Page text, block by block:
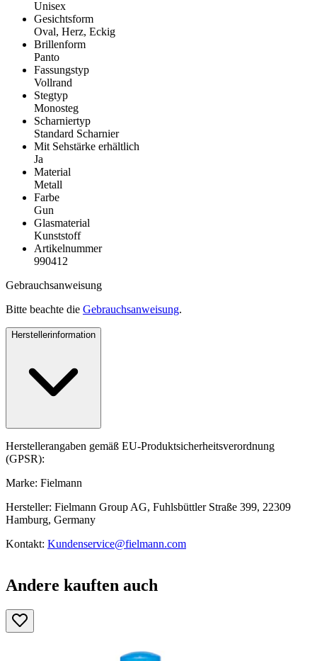
Unisex
Gesichtsform
Oval, Herz, Eckig
Brillenform
Panto
Fassungstyp
Vollrand
Stegtyp
Monosteg
Scharniertyp
Standard Scharnier
Mit Sehstärke erhältlich
Ja
Material
Metall
Farbe
Gun
Glasmaterial
Kunststoff
Artikelnummer
990412
Gebrauchsanweisung
Bitte beachte die Gebrauchsanweisung.
Herstellerinformation
Herstellerangaben gemäß EU-Produktsicherheitsverordnung
(GPSR):
Marke: Fielmann
Hersteller: Fielmann Group AG, Fuhlsbüttler Straße 399, 22309
Hamburg, Germany
Kontakt: Kundenservice@fielmann.com
Andere kauften auch